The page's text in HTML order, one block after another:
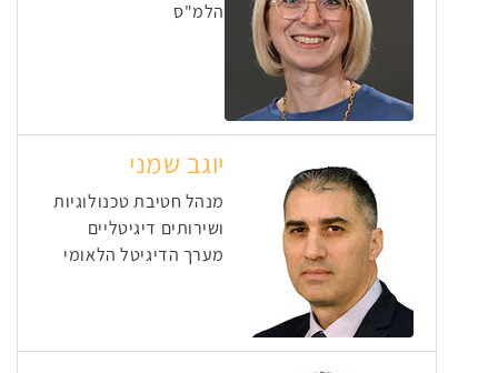
הלמ"ס
יוגב שמני
מנהל חטיבת טכנולוגיות
ושירותים דיגיטליים
מערך הדיגיטל הלאומי